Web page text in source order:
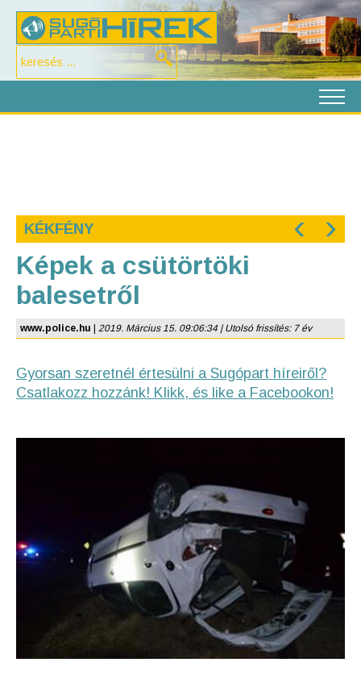
KÉKFÉNY ‹ ›
Képek a csütörtöki
balesetről
www.police.hu 2019. Március 15. 09:06:34 | Utolsó frissítés: 7 év
Gyorsan szeretnél értesülni a Sugópart híreiről?
Csatlakozz hozzánk! Klikk, és like a Facebookon!